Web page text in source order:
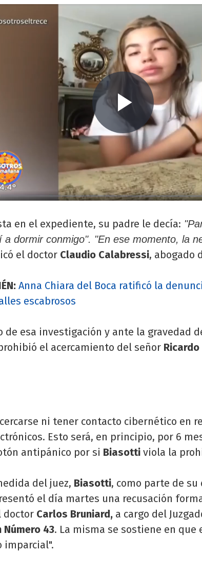
en el expediente, su padre le decía:
a dormir conmigo". "En ese momento, la
el doctor Claudio Calabressi, abogado
Anna Chiara del Boca ratificó la
escabrosos
de esa investigación y ante la gravedad
el acercamiento del señor
ni tener contacto cibernético en
Esto será, en principio, por 6
antipánico por si Biasotti viola la
del juez, Biasotti, como parte de
el día martes una recusación
doctor Carlos Bruniard, a cargo del
43. La misma se sostiene en que
imparcial".